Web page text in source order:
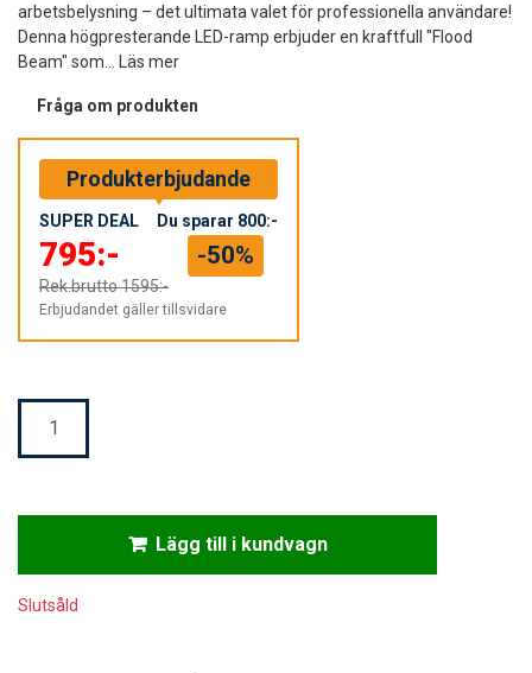
arbetsbelysning – det ultimata valet för professionella användare!
Denna högpresterande LED-ramp erbjuder en kraftfull "Flood
Beam" som... Läs mer
Produkterbjudande
SUPER DEAL Du sparar 800:-
795:-
Rek.brutto1595:-
-50%
Erbjudandet gäller tillsvidare
Slutsåld
Mängd
Lägg till i kundvagn
Fråga om produkten